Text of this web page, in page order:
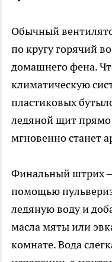
Обычный
по кругу горячий
домашнего фена.
климатическую
пластиковых
ледяной щит прямо
мгновенно станет
Финальный штрих
помощью
ледяную воду и
масла мяты или
комнате. Вода